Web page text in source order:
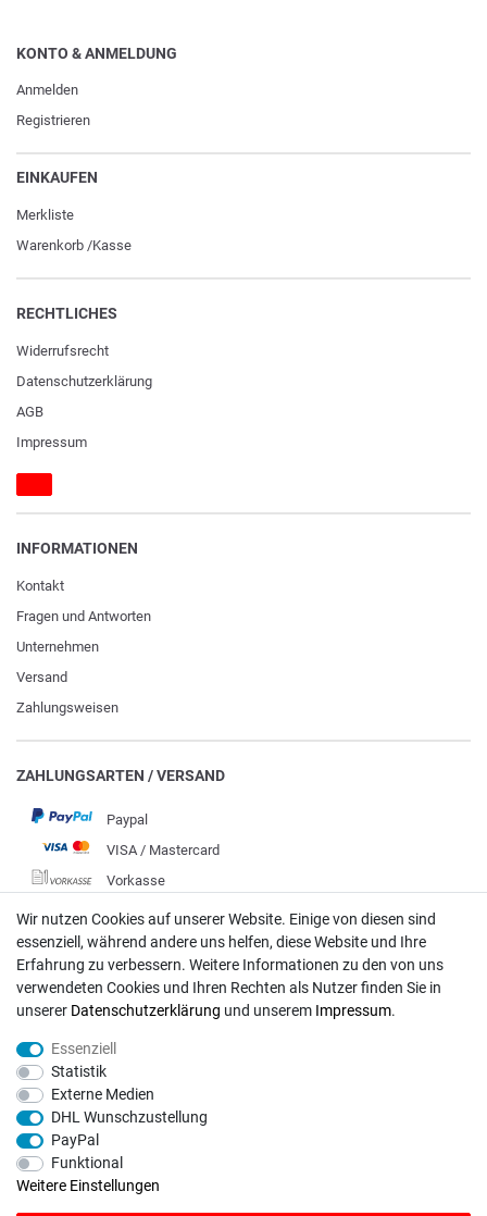
KONTO & ANMELDUNG
Anmelden
Registrieren
EINKAUFEN
Merkliste
Warenkorb /Kasse
RECHTLICHES
Widerrufs­recht
Daten­schutz­erklärung
AGB
Impressum
INFORMATIONEN
Kontakt
Fragen und Antworten
Unternehmen
Versand
Zahlungsweisen
ZAHLUNGSARTEN / VERSAND
Paypal
VISA / Mastercard
Vorkasse
DHL
Deutsche Post
Bei Fragen wenden Sie sich direkt an unser Service-Team.
info@rasentraktoren-motoren.de
MA-Versand GmbH, 53925 Kall, In der Laach 1-3
Wir nutzen Cookies auf unserer Website. Einige von diesen sind
essenziell, während andere uns helfen, diese Website und Ihre
Erfahrung zu verbessern. Weitere Informationen zu den von uns
verwendeten Cookies und Ihren Rechten als Nutzer finden Sie in
unserer Daten­schutz­erklärung und unserem Impressum.
Essenziell
Statistik
Externe Medien
DHL Wunschzustellung
PayPal
Funktional
Weitere Einstellungen